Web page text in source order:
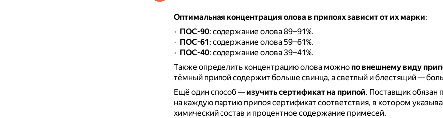
Оптимальная концентрация олова в припоях зависит от их марки:
ПОС-90: содержание олова 89–91%.
ПОС-61: содержание олова 59–61%.
ПОС-40: содержание олова 39–41%.
Также определить концентрацию олова можно по внешнему виду
тёмный припой содержит больше свинца, а светлый и блестящий —
Ещё один способ — изучить сертификат на припой. Поставщик обязан
на каждую партию припоя сертификат соответствия, в котором
химический состав и процентное содержание примесей.